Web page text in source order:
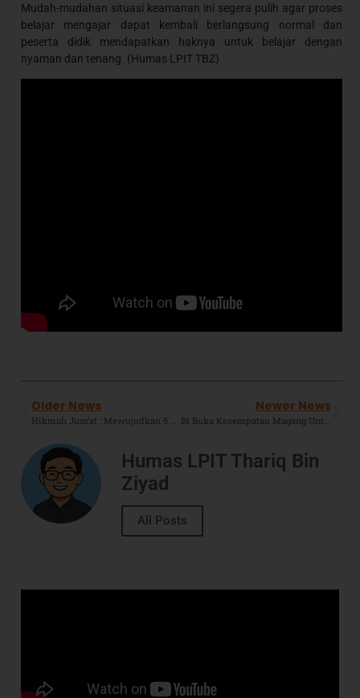
Mudah-mudahan situasi keamanan ini segera pulih agar proses
belajar mengajar dapat kembali berlangsung normal dan
peserta didik mendapatkan haknya untuk belajar dengan
nyaman dan tenang. (Humas LPIT TBZ)
Older News Newer News
Humas LPIT Thariq Bin
Ziyad
All Posts